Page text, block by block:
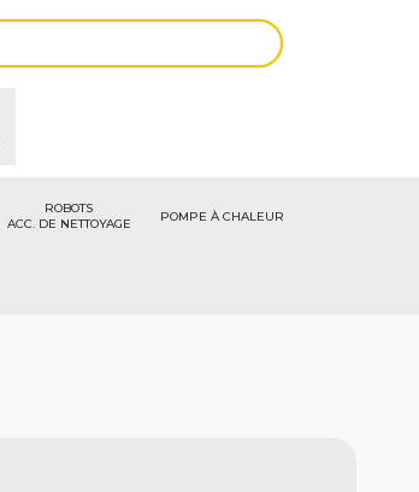
ROBOTS
ACC. DE NETTOYAGE
POMPE À CHALEUR